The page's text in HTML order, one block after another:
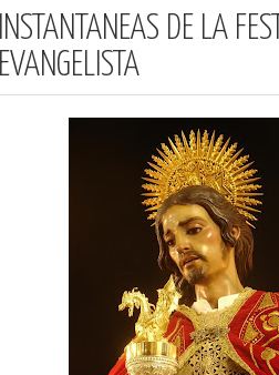
INSTANTÁNEAS DE LA
EVANGELISTA